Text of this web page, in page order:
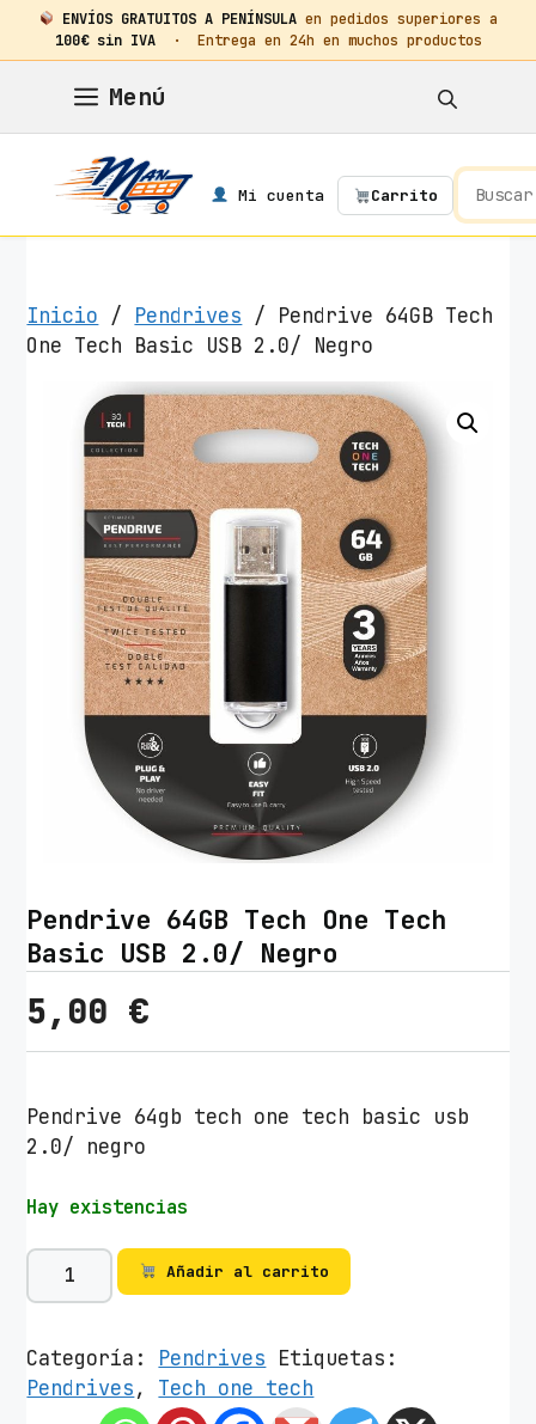
ENVÍOS GRATUITOS A PENÍNSULA en pedidos superiores a
100€ sin IVA· Entrega en 24h en muchos productos
contenido
Menú
Mi cuenta Carrito
Inicio / Pendrives / Pendrive 64GB Tech
One Tech Basic USB 2.0/ Negro
Pendrive 64GB Tech One Tech
Basic USB 2.0/ Negro
5,00 €
Pendrive 64gb tech one tech basic usb
2.0/ negro
Hay existencias
P
e
d
r
Añadir al carrito
Categoría: Pendrives Etiquetas:
Pendrives, Tech one tech